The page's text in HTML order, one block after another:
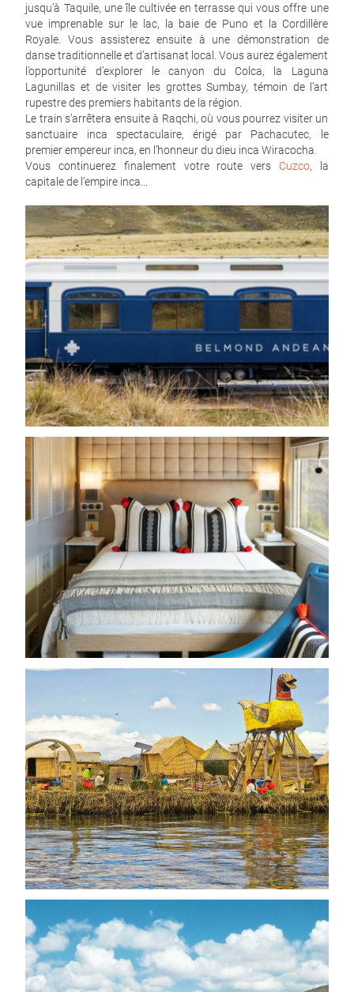
jusqu’à Taquile, une île cultivée en terrasse qui vous offre une
vue imprenable sur le lac, la baie de Puno et la Cordillère
Royale. Vous assisterez ensuite à une démonstration de
danse traditionnelle et d’artisanat local. Vous aurez également
l’opportunité d’explorer le canyon du Colca, la Laguna
Lagunillas et de visiter les grottes Sumbay, témoin de l’art
rupestre des premiers habitants de la région.
Le train s’arrêtera ensuite à Raqchi, où vous pourrez visiter un
sanctuaire inca spectaculaire, érigé par Pachacutec, le
premier empereur inca, en l’honneur du dieu inca Wiracocha.
Vous continuerez finalement votre route vers Cuzco, la
capitale de l’empire inca...